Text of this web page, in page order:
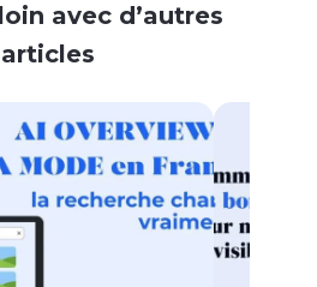
avec d’autres
articles